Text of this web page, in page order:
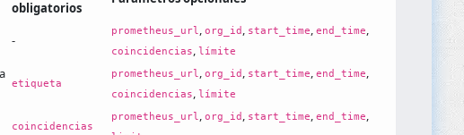
obligatorios
-
prometheus_url, org_id , start_time, end_time,
coincidencias, límite
etiqueta
prometheus_url, org_id , start_time, end_time,
coincidencias, límite
coincidencias
prometheus_url, org_id , start_time, end_time,